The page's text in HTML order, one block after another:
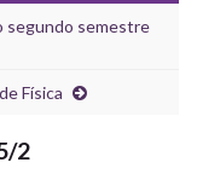
segundo semestre
Física
2